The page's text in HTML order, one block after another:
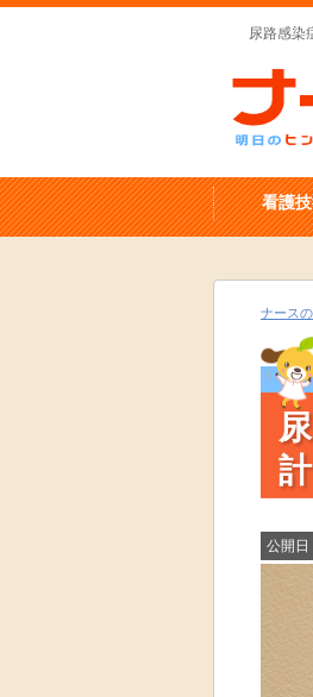
尿路感染
看護
ナース
公開日